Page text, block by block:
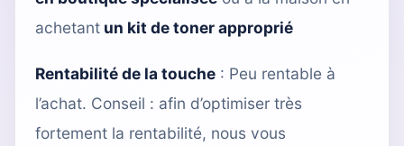
achetant un kit de toner approprié
Rentabilité de la touche : Peu rentable à
l’achat. Conseil : afin d’optimiser très
fortement la rentabilité, nous vous